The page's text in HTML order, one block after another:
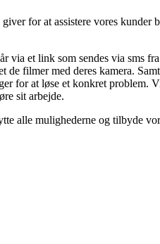
for at assistere vores
et link som sendes via sms
filmer med deres kamera.
at løse et konkret problem.
sit arbejde.
alle mulighederne og tilbyde